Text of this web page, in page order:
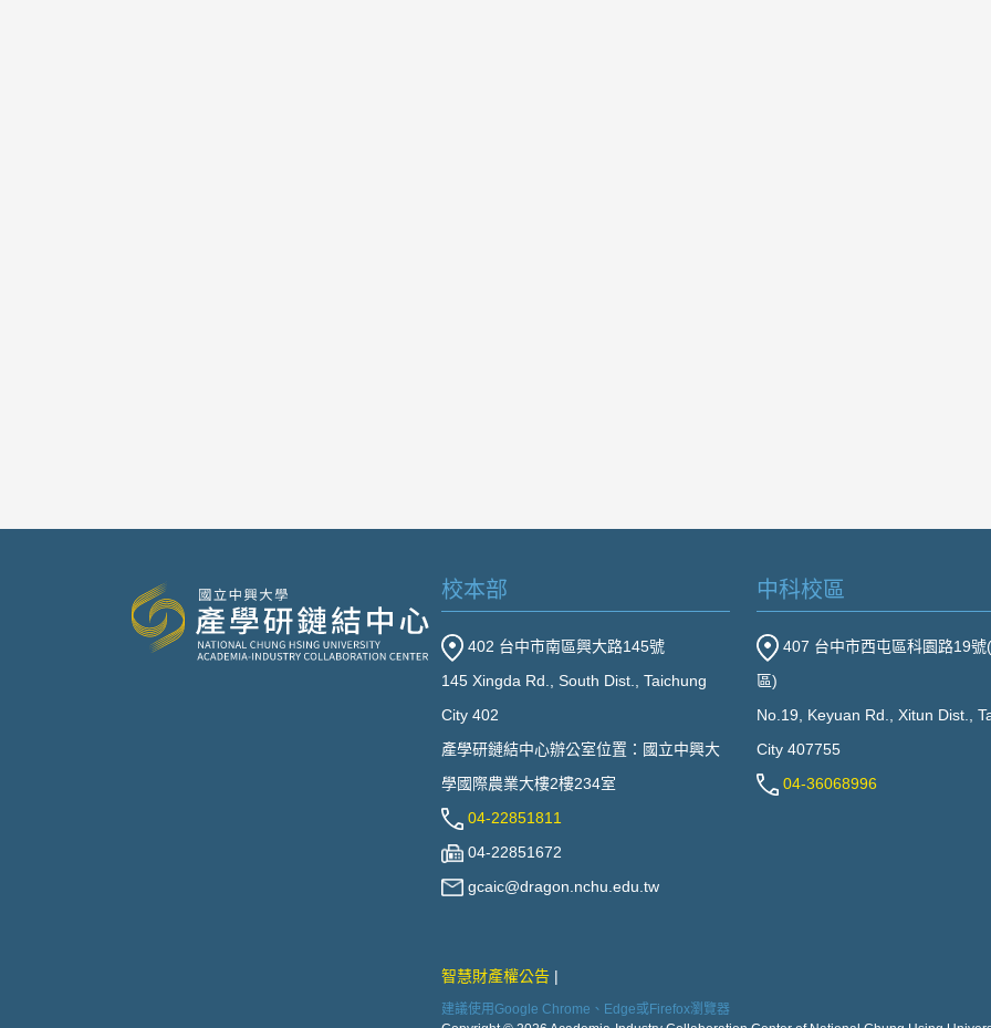
校本部
402 台中市南區興大路145號
145 Xingda Rd., South Dist., Taichung
City 402
產學研鏈結中心辦公室位置：國立中興大
學國際農業大樓2樓234室
04-22851811
04-22851672
gcaic@dragon.nchu.edu.tw
中科校區
407 台中市西屯區科園路19號
區)
No.19, Keyuan Rd., Xitun Dist.,
City 407755
04-36068996
智慧財產權公告
建議使用Google Chrome、Edge或Firefox瀏覽器